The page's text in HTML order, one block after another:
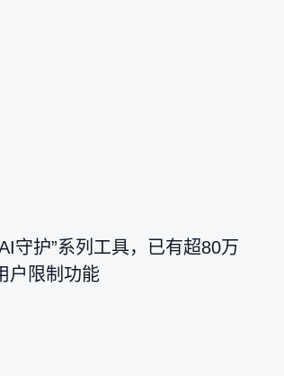
守护”系列工具，已有超80万
户限制功能